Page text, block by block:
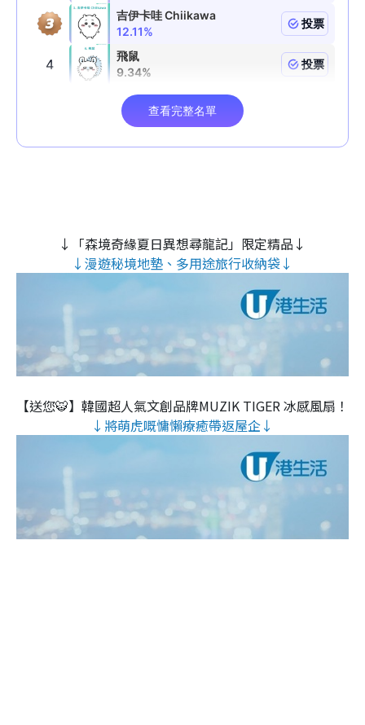
↓「森境奇緣夏日異想尋龍記」限定精品↓
↓漫遊秘境地墊、多用途旅行收納袋↓
【送您🐯】韓國超人氣文創品牌MUZIK TIGER 冰感風扇！
↓將萌虎嘅慵懶療癒帶返屋企↓